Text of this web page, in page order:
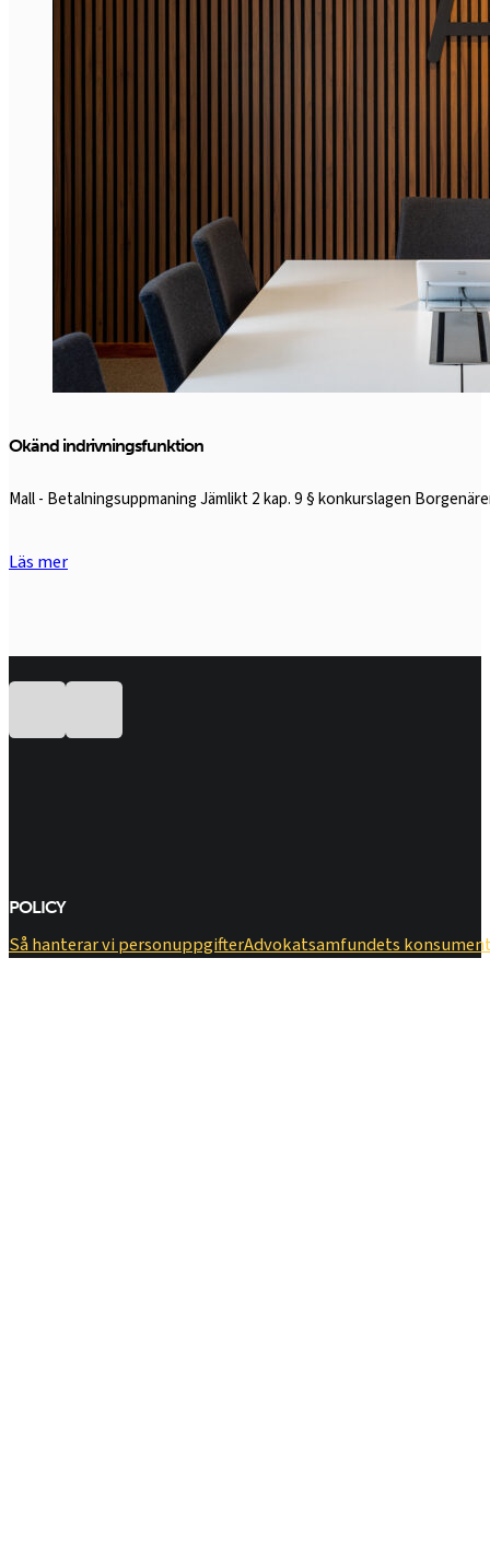
Okänd indrivningsfunktion
Mall - Betalningsuppmaning Jämlikt 2 kap. 9 § konkurslagen
Läs mer
Följ oss på Facebook
Följ oss på LinkedIn
POLICY